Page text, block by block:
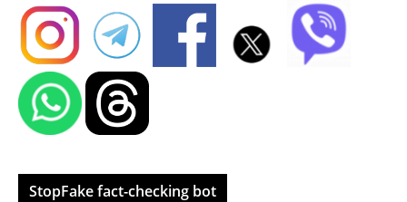
StopFake fact-checking bot